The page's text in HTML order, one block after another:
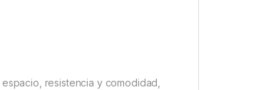
resistencia y comodidad,